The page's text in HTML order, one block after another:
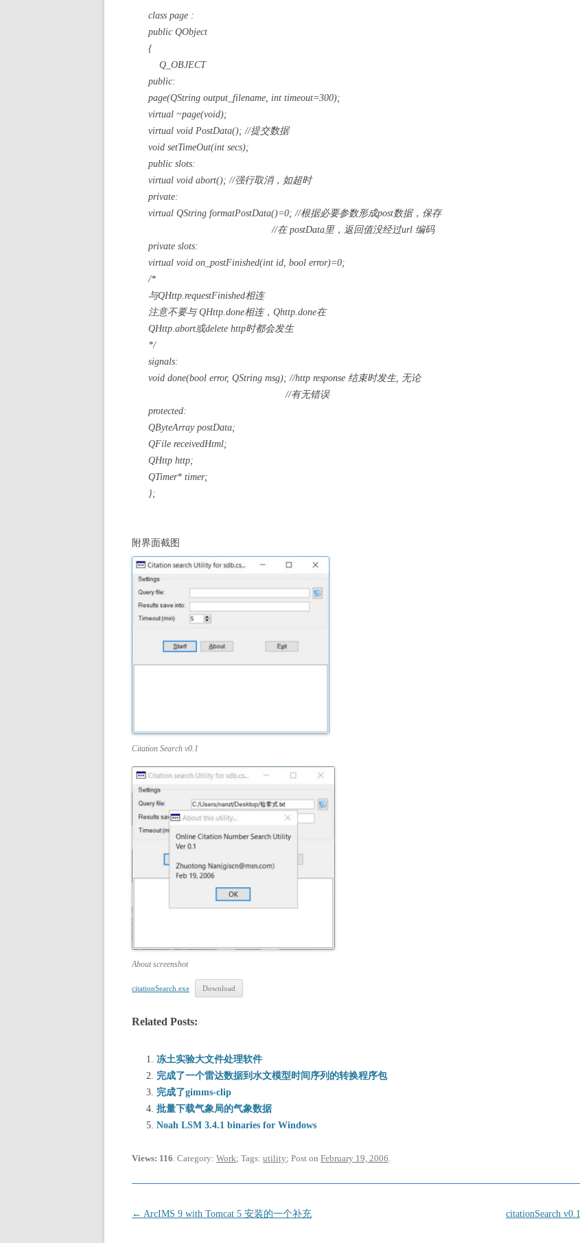
class page :
public QObject
{
Q_OBJECT
public:
page(QString output_filename, int timeout=300);
virtual ~page(void);
virtual void PostData(); //提交数据
void setTimeOut(int secs);
public slots:
virtual void abort(); //强行取消，如超时
private:
virtual QString formatPostData()=0; //根据必要参数形成post数据，保存
//在 postData里，返回值没经过url 编码
private slots:
virtual void on_postFinished(int id, bool error)=0;
/*
与QHttp.requestFinished相连
注意不要与 QHttp.done相连，Qhttp.done在
QHttp.abort或delete http时都会发生
*/
signals:
void done(bool error, QString msg); //http response 结束时发生, 无论
//有无错误
protected:
QByteArray postData;
QFile receivedHtml;
QHttp http;
QTimer* timer;
};
附界面截图
Citation Search v0.1
About screenshot
citationSearch.exe Download
Related Posts:
冻土实验大文件处理软件
完成了一个雷达数据到水文模型时间序列的转换程序包
完成了gimms-clip
批量下载气象局的气象数据
Noah LSM 3.4.1 binaries for Windows
Views: 116 . Category: Work; Tags: utility; Post on February 19, 2006
Post
← ArcIMS 9 with Tomcat 5 安装的一个补充 citationSearch v0.1